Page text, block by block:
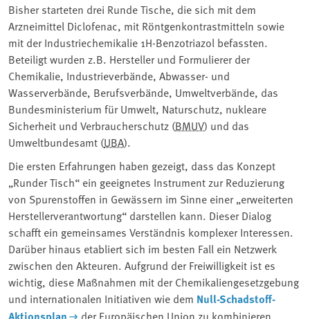
Bisher starteten drei Runde Tische, die sich mit dem
Arzneimittel Diclofenac, mit Röntgenkontrastmitteln sowie
mit der Industriechemikalie 1H-Benzotriazol befassten.
Beteiligt wurden z.B. Hersteller und Formulierer der
Chemikalie, Industrieverbände, Abwasser- und
Wasserverbände, Berufsverbände, Umweltverbände, das
Bundesministerium für Umwelt, Naturschutz, nukleare
Sicherheit und Verbraucherschutz (BMUV) und das
Umweltbundesamt (UBA).
Die ersten Erfahrungen haben gezeigt, dass das Konzept
„Runder Tisch“ ein geeignetes Instrument zur Reduzierung
von Spurenstoffen in Gewässern im Sinne einer „erweiterten
Herstellerverantwortung“ darstellen kann. Dieser Dialog
schafft ein gemeinsames Verständnis komplexer Interessen.
Darüber hinaus etabliert sich im besten Fall ein Netzwerk
zwischen den Akteuren. Aufgrund der Freiwilligkeit ist es
wichtig, diese Maßnahmen mit der Chemikaliengesetzgebung
und internationalen Initiativen wie dem Null-Schadstoff-
Aktionsplan
der Europäischen Union zu kombinieren.